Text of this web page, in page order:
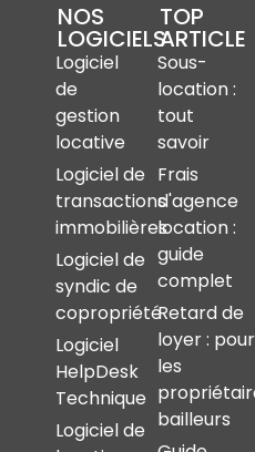
NOS
LOGICIELS
Logiciel
de
gestion
locative
Logiciel de
transactions
immobilières
Logiciel de
syndic de
copropriété
Logiciel
HelpDesk
Technique
Logiciel de
TOP
ARTICLE
Sous-
location :
tout
savoir
Frais
d'agence
location :
guide
complet
Retard de
loyer : pour
les
bailleurs